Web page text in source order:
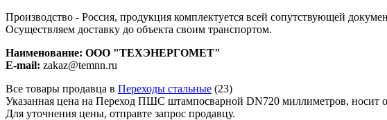
Производство - Россия, продукция комплектуется всей сопутствующей
Осуществляем доставку до объекта своим транспортом.
Наименование: ООО "ТЕХЭНЕРГОМЕТ"
E-mail: zakaz@temnn.ru
Все товары продавца в Переходы стальные (23)
Указанная цена на Переход ПШС штампосварной DN720 миллиметров, носит
Для уточнения цены, отправте запрос продавцу.